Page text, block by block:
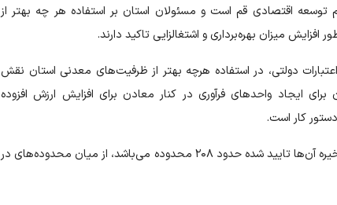
اقتصادی قم است و مسئولان استان بر استفاده هر چه بهتر از
میزان بهره‌برداری و اشتغالزایی تاکید دارند.
دولتی، در استفاده هرچه بهتر از ظرفیت‌های معدنی استان نقش
ایجاد واحدهای فرآوری در کنار معادن برای افزایش ارزش افزوده
کار است.
محدوده‌های ذخایر معدنی دارای پروانه بهره‌برداری این استان که ذخیره آن‌ها تایید شده حدود ۲۰۸ محدوده می‌باشد، از میان محدوده‌های در